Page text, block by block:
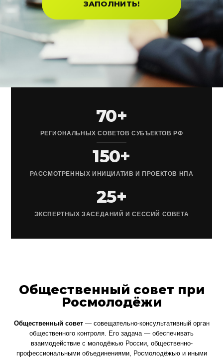
ЗАПОЛНИТЬ!
70+
РЕГИОНАЛЬНЫХ СОВЕТОВ СУБЪЕКТОВ РФ
150+
РАССМОТРЕННЫХ ИНИЦИАТИВ И ПРОЕКТОВ НПА
25+
ЭКСПЕРТНЫХ ЗАСЕДАНИЙ И СЕССИЙ СОВЕТА
Общественный совет при
Росмолодёжи
Общественный совет— совещательно-консультативный орган
общественного контроля. Его задача — обеспечивать
взаимодействие с молодёжью России, общественно-
профессиональными объединениями, Росмолодёжью и иными